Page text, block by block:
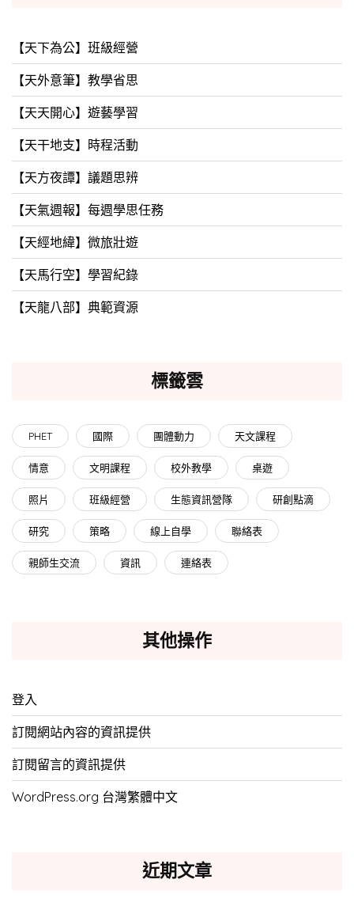
【天下為公】班級經營
【天外意筆】教學省思
【天天開心】遊藝學習
【天干地支】時程活動
【天方夜譚】議題思辨
【天氣週報】每週學思任務
【天經地緯】微旅壯遊
【天馬行空】學習紀錄
【天龍八部】典範資源
標籤雲
PHET 國際 團體動力 天文課程
情意 文明課程 校外教學 桌遊
照片 班級經營 生態資訊營隊 研創點滴
研究 策略 線上自學 聯絡表
親師生交流 資訊 連絡表
其他操作
登入
訂閱網站內容的資訊提供
訂閱留言的資訊提供
WordPress.org 台灣繁體中文
近期文章